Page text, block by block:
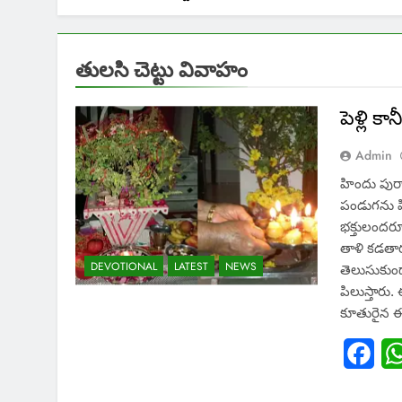
తులసి చెట్టు వివాహం
DEVOTIONAL LATEST NEWS
పెళ్లి
Admin
హిందు
పండుగను
తాళి
కూతురైన